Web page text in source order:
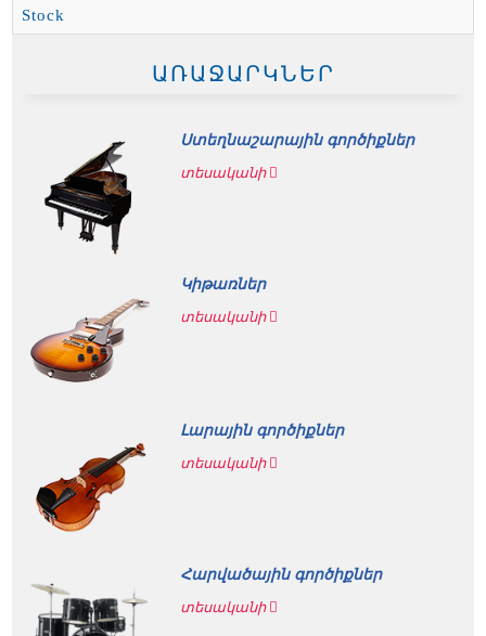
Stock
ԱՌԱՋԱՐԿՆԵՐ
Ստեղնաշարային գործիքներ
տեսականի
Կիթառներ
տեսականի
Լարային գործիքներ
տեսականի
Հարվածային գործիքներ
տեսականի